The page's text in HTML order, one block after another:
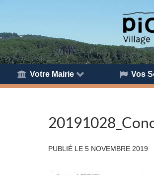
Votre Mairie Vos
PUBLIÉ LE 5 NOVEMBRE 2019